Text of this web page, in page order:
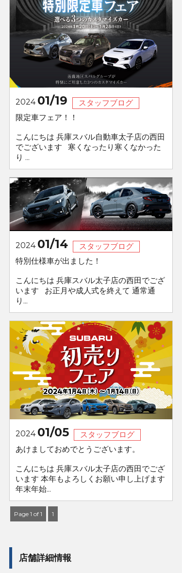
2024 01/19
スタッフブログ
限定車フェア！！
こんにちは 兵庫スバル自動車太子店の西田
でございます 寒くなったり寒くなかった
り ...
2024 01/14
スタッフブログ
特別仕様車が出ました！
こんにちは 兵庫スバル太子店の西田でござ
います お正月や成人式を終えて 通常通
り...
2024 01/05
スタッフブログ
あけましておめでとうございます。
こんにちは 兵庫スバル太子店の西田でござ
います 本年もよろしくお願い申し上げます
年末年始...
Page 1 of 1 1
店舗詳細情報